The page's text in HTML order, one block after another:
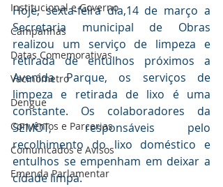
Institucional e Governo
Campanhas
Datas Comemorativas
Vacinômetro
Dengue
Convênios e Parcerias
Comunicados e Avisos
Emenda Parlamentar
Hoje, sexta-feira dia,14 de março a
Secretaria municipal de Obras
realizou um serviço de limpeza e
retirada de entulhos próximos a
Avenida Parque, os serviços de
limpeza e retirada de lixo é uma
constante. Os colaboradores da
SEMOT, responsáveis pelo
recolhimento do lixo doméstico e
entulhos se empenham em deixar a
cidade limpa.